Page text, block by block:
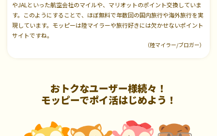
やJALといった航空会社のマイルや、マリオットのポイント交換していま
す。このようにすることで、ほぼ無料で年数回の国内旅行や海外旅行を実
現しています。モッピーは陸マイラーや旅行好きには欠かせないポイント
サイトですね。
（陸マイラー/ブロガー）
おトクなユーザー様続々！
モッピーでポイ活はじめよう！